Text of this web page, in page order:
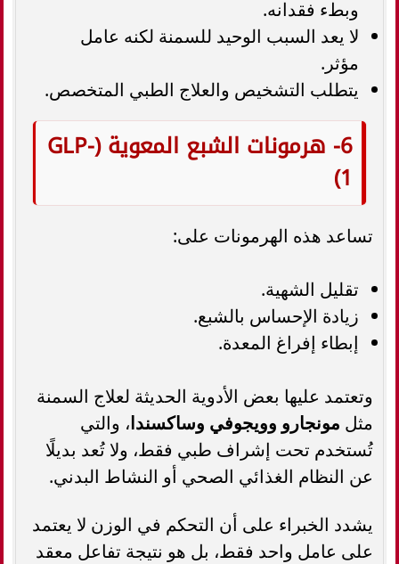
وبطء فقدانه.
لا يعد السبب الوحيد للسمنة لكنه عامل
مؤثر.
يتطلب التشخيص والعلاج الطبي المتخصص.
6- هرمونات الشبع المعوية (GLP-
1)
تساعد هذه الهرمونات على:
تقليل الشهية.
زيادة الإحساس بالشبع.
إبطاء إفراغ المعدة.
وتعتمد عليها بعض الأدوية الحديثة لعلاج السمنة
مثل مونجارو وويجوفي وساكسندا، والتي
تُستخدم تحت إشراف طبي فقط، ولا تُعد بديلًا
عن النظام الغذائي الصحي أو النشاط البدني.
يشدد الخبراء على أن التحكم في الوزن لا يعتمد
على عامل واحد فقط، بل هو نتيجة تفاعل معقد